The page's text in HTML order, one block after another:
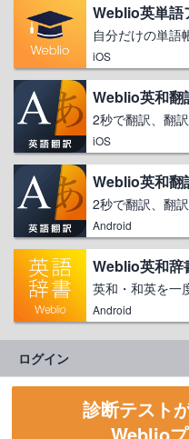
Weblio英単語
自分だけの単語
iOS
Weblio英和翻
2秒で翻訳、翻
iOS
Weblio英和翻
2秒で翻訳、翻
Android
Weblio英和辞
英和・和英を一
Android
ログイン
診断テスト
Weblio